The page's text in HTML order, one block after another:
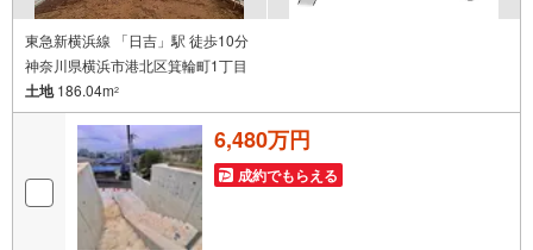
東急新横浜線 「日吉」駅 徒歩10分
神奈川県横浜市港北区箕輪町1丁目
土地186.04m2
6,480万円
成約でもらえる